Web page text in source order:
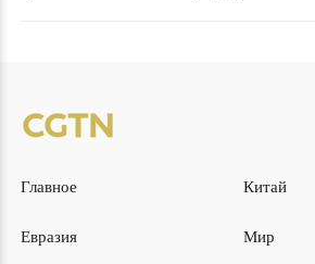
Главное Китай
Евразия Мир